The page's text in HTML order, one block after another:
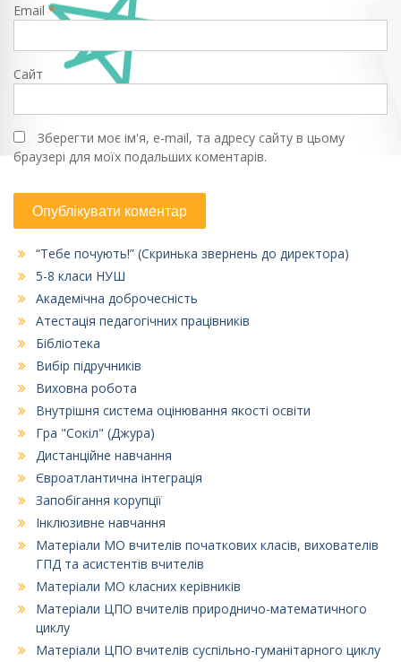
Email *
Сайт
Зберегти моє ім'я, e-mail, та адресу сайту в цьому
браузері для моїх подальших коментарів.
“Тебе почують!” (Скринька звернень до директора)
5-8 класи НУШ
Академічна доброчесність
Атестація педагогічних працівників
Бібліотека
Вибір підручників
Виховна робота
Внутрішня система оцінювання якості освіти
Гра "Сокіл" (Джура)
Дистанційне навчання
Євроатлантична інтеграція
Запобігання корупції
Інклюзивне навчання
Матеріали МО вчителів початкових класів, вихователів
ГПД та асистентів вчителів
Матеріали МО класних керівників
Матеріали ЦПО вчителів природничо-математичного
циклу
Матеріали ЦПО вчителів суспільно-гуманітарного циклу